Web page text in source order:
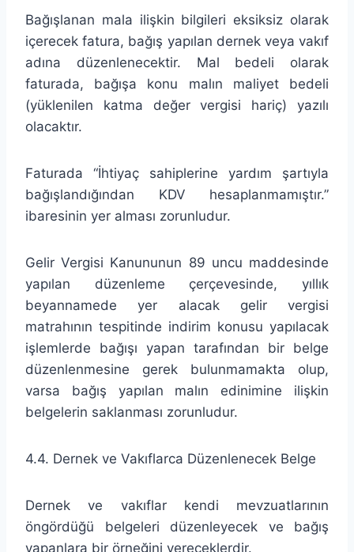
Bağışlanan mala ilişkin bilgileri eksiksiz olarak
içerecek fatura, bağış yapılan dernek veya vakıf
adına düzenlenecektir. Mal bedeli olarak
faturada, bağışa konu malın maliyet bedeli
(yüklenilen katma değer vergisi hariç) yazılı
olacaktır.
Faturada “İhtiyaç sahiplerine yardım şartıyla
bağışlandığından KDV hesaplanmamıştır.”
ibaresinin yer alması zorunludur.
Gelir Vergisi Kanununun 89 uncu maddesinde
yapılan düzenleme çerçevesinde, yıllık
beyannamede yer alacak gelir vergisi
matrahının tespitinde indirim konusu yapılacak
işlemlerde bağışı yapan tarafından bir belge
düzenlenmesine gerek bulunmamakta olup,
varsa bağış yapılan malın edinimine ilişkin
belgelerin saklanması zorunludur.
4.4. Dernek ve Vakıflarca Düzenlenecek Belge
Dernek ve vakıflar kendi mevzuatlarının
öngördüğü belgeleri düzenleyecek ve bağış
yapanlara bir örneğini vereceklerdir.